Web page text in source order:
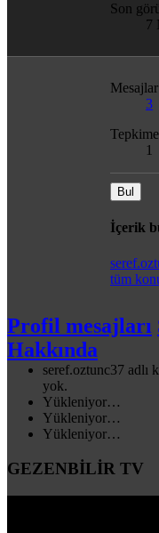
Son
7
Mesajlar
3
Tepkime
1
Bul
İçerik
tüm
Profil mesajları
Hakkında
seref.oztunc37 adlı
yok.
Yükleniyor…
Yükleniyor…
Yükleniyor…
GEZENBİLİR TV